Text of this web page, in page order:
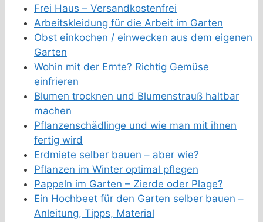
Frei Haus – Versandkostenfrei
Arbeitskleidung für die Arbeit im Garten
Obst einkochen / einwecken aus dem eigenen
Garten
Wohin mit der Ernte? Richtig Gemüse
einfrieren
Blumen trocknen und Blumenstrauß haltbar
machen
Pflanzenschädlinge und wie man mit ihnen
fertig wird
Erdmiete selber bauen – aber wie?
Pflanzen im Winter optimal pflegen
Pappeln im Garten – Zierde oder Plage?
Ein Hochbeet für den Garten selber bauen –
Anleitung, Tipps, Material